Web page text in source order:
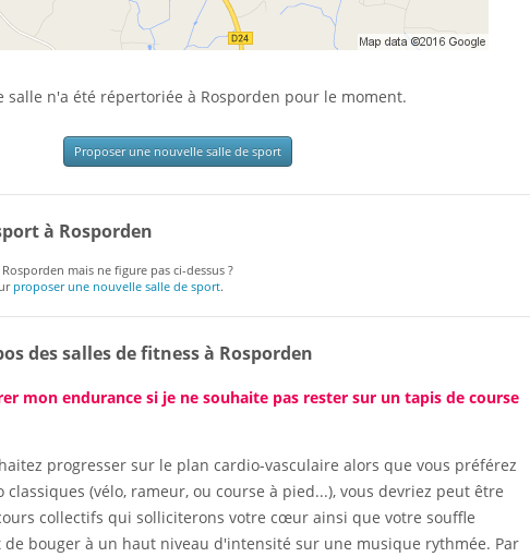
salle n'a été répertoriée à Rosporden pour le moment.
Proposer une nouvelle salle de sport
à Rosporden
mais ne figure pas ci-dessus ?
proposer une nouvelle salle de sport.
des salles de fitness à Rosporden
mon endurance si je ne souhaite pas rester sur un tapis de course
progresser sur le plan cardio-vasculaire alors que vous préférez
(vélo, rameur, ou course à pied...), vous devriez peut être
collectifs qui solliciterons votre cœur ainsi que votre souffle
bouger à un haut niveau d'intensité sur une musique rythmée. Par